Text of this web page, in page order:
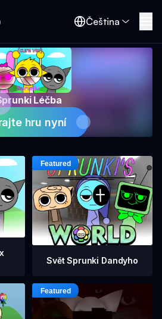
Čeština
Léčba
hru nyní
Svět Sprunki Dandyho